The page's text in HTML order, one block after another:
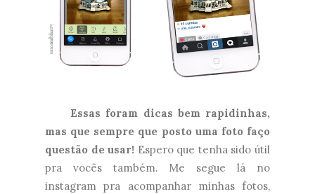
Essas foram dicas bem rapidinhas,
mas que sempre que posto uma foto faço
questão de usar! Espero que tenha sido útil
pra vocês também. Me segue lá no
instagram pra acompanhar minhas fotos,